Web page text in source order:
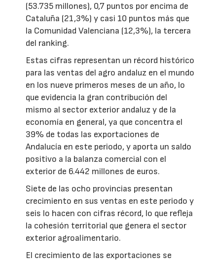
(53.735 millones), 0,7 puntos por encima de
Cataluña (21,3%) y casi 10 puntos más que
la Comunidad Valenciana (12,3%), la tercera
del ranking.
Estas cifras representan un récord histórico
para las ventas del agro andaluz en el mundo
en los nueve primeros meses de un año, lo
que evidencia la gran contribución del
mismo al sector exterior andaluz y de la
economía en general, ya que concentra el
39% de todas las exportaciones de
Andalucía en este periodo, y aporta un saldo
positivo a la balanza comercial con el
exterior de 6.442 millones de euros.
Siete de las ocho provincias presentan
crecimiento en sus ventas en este periodo y
seis lo hacen con cifras récord, lo que refleja
la cohesión territorial que genera el sector
exterior agroalimentario.
El crecimiento de las exportaciones se